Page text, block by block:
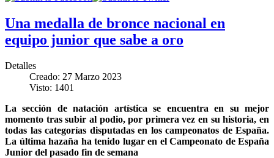
Una medalla de bronce nacional en
equipo junior que sabe a oro
Detalles
Creado: 27 Marzo 2023
Visto: 1401
La sección de natación artística se encuentra en su mejor
momento tras subir al podio, por primera vez en su historia, en
todas las categorías disputadas en los campeonatos de España.
La última hazaña ha tenido lugar en el Campeonato de España
Junior del pasado fin de semana